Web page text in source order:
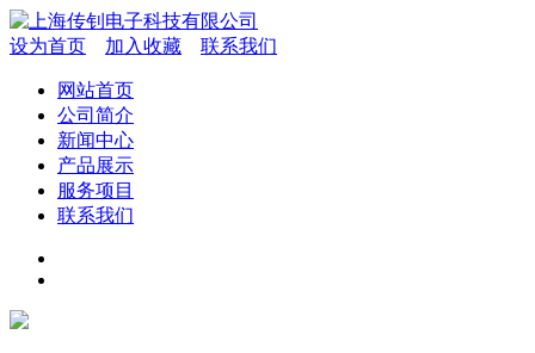
设为首页 加入收藏 联系我们
网站首页
公司简介
新闻中心
产品展示
服务项目
联系我们